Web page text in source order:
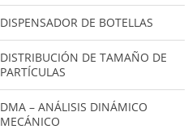
DISPENSADOR DE BOTELLAS
DISTRIBUCIÓN DE TAMAÑO DE
PARTÍCULAS
DMA – ANÁLISIS DINÁMICO
MECÁNICO